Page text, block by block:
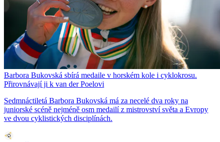
Barbora Bukovská sbírá medaile v horském kole i cyklokrosu.
Přirovnávají ji k van der Poelovi
Sedmnáctiletá Barbora Bukovská má za necelé dva roky na
juniorské scéně nejméně osm medailí z mistrovství světa a Evropy
ve dvou cyklistických disciplínách.